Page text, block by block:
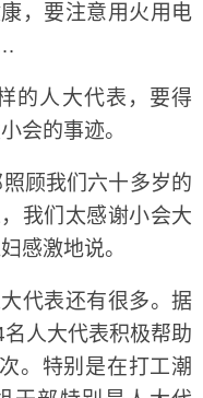
，要注意用火用电
人大代表，要得
会的事迹。
顾我们六十多岁的
我们太感谢小会大
感激地说。
代表还有很多。据
人大代表积极帮助
。特别是在打工潮